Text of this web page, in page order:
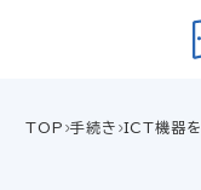
TOP 手続き ICT機器を